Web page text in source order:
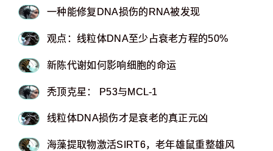
一种能修复DNA损伤的RNA被发现
观点：线粒体DNA至少占衰老方程的50%
新陈代谢如何影响细胞的命运
秃顶克星： P53与MCL-1
线粒体DNA损伤才是衰老的真正元凶
海藻提取物激活SIRT6，老年雄鼠重整雄风